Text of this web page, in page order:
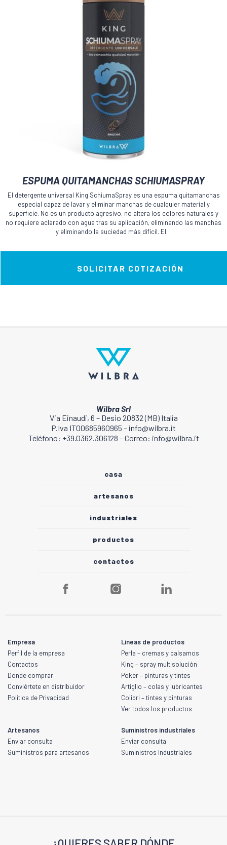
ESPUMA QUITAMANCHAS SCHIUMASPRAY
El detergente universal King SchiumaSpray es una espuma quitamanchas
especial capaz de lavar y eliminar manchas de cualquier material y
superficie. No es un producto agresivo, no altera los colores naturales y
no requiere aclarado con agua tras su aplicación, eliminando las manchas
y eliminando la suciedad más difícil. El…
SOLICITAR COTIZACIÓN
Wilbra Srl
Via Einaudi, 6 – Desio 20832 (MB) Italia
P.Iva IT00685960965 – info@wilbra.it
Teléfono: +39.0362.306128 – Correo: info@wilbra.it
casa
artesanos
industriales
productos
contactos
Empresa
Perfil de la empresa
Contactos
Donde comprar
Conviértete en distribuidor
Política de Privacidad
Líneas de productos
Perla – cremas y balsamos
King – spray multisolución
Poker – pinturas y tintes
Artiglio – colas y lubricantes
Colibri – tintes y pinturas
Ver todos los productos
Artesanos
Enviar consulta
Suministros para artesanos
Suministros industriales
Enviar consulta
Suministros Industriales